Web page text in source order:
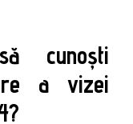
cunoști
a vizei